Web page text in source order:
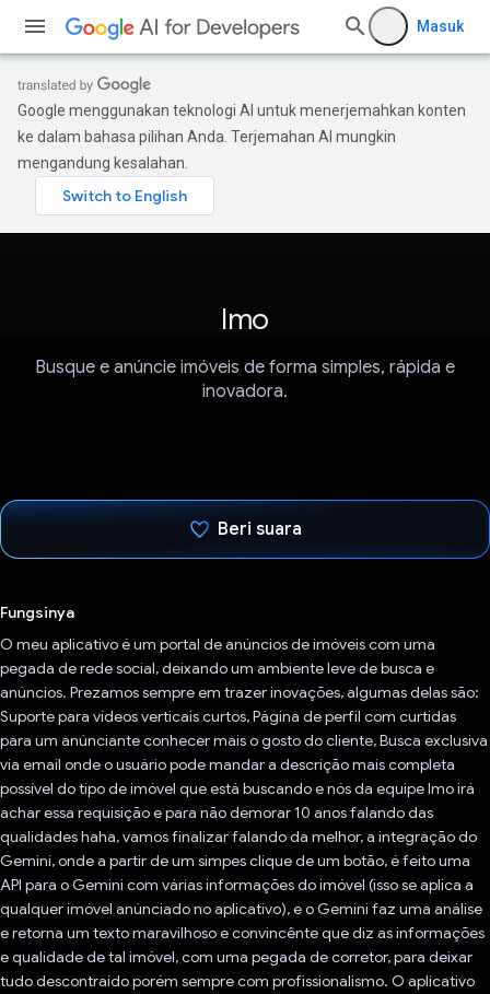
Masuk
Google menggunakan teknologi AI untuk menerjemahkan konten
ke dalam bahasa pilihan Anda. Terjemahan AI mungkin
mengandung kesalahan.
Imo
Busque e anúncie imóveis de forma simples, rápida e
inovadora.
Beri suara
Fungsinya
O meu aplicativo é um portal de anúncios de imóveis com uma
pegada de rede social, deixando um ambiente leve de busca e
anúncios. Prezamos sempre em trazer inovações, algumas delas são:
Suporte para vídeos verticais curtos, Página de perfil com curtidas
para um anúnciante conhecer mais o gosto do cliente, Busca exclusiva
via email onde o usuário pode mandar a descrição mais completa
possível do tipo de imóvel que está buscando e nós da equipe Imo irá
achar essa requisição e para não demorar 10 anos falando das
qualidades haha, vamos finalizar falando da melhor, a integração do
Gemini, onde a partir de um simpes clique de um botão, é feito uma
API para o Gemini com várias informações do imóvel (isso se aplica a
qualquer imóvel anúnciado no aplicativo), e o Gemini faz uma análise
e retorna um texto maravilhoso e convincênte que diz as informações
e qualidade de tal imóvel, com uma pegada de corretor, para deixar
tudo descontraído porém sempre com profissionalismo. O aplicativo